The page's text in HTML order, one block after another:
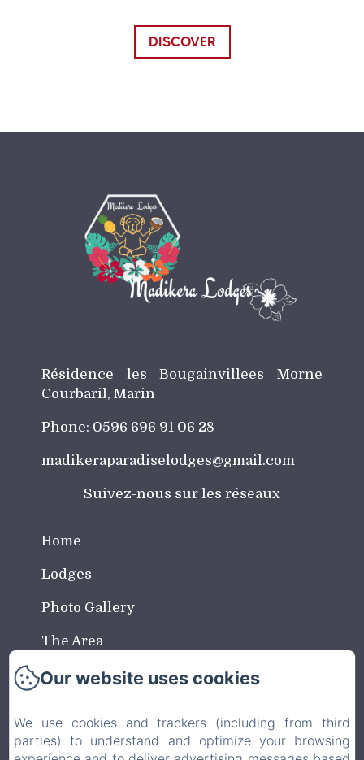
DISCOVER
Résidence les Bougainvillees Morne
Courbaril, Marin
Phone: 0596 696 91 06 28
madikeraparadiselodges@gmail.com
Suivez-nous sur les réseaux
Home
Lodges
Photo Gallery
The Area
Contact
Covid-19
Our website uses cookies
We use cookies and trackers (including from third
parties) to understand and optimize your browsing